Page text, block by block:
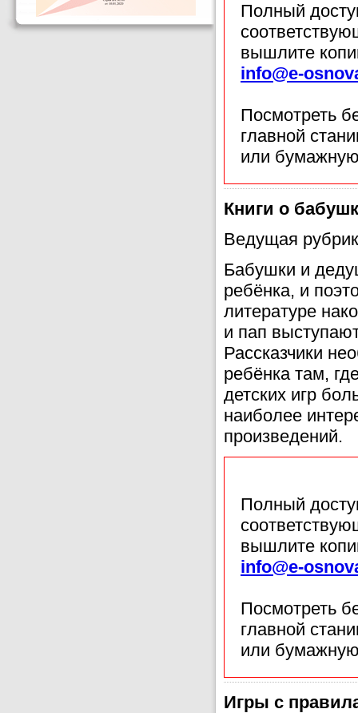
Полный
вышлите
info@e-
Посмотреть
главной
или
Книги о
Ведущая
Бабушки и
ребёнка, и
литературе
и пап
Рассказчики
ребёнка там,
детских игр
наиболее
произведений.
Полный
вышлите
info@e-
Посмотреть
главной
или
Игры с